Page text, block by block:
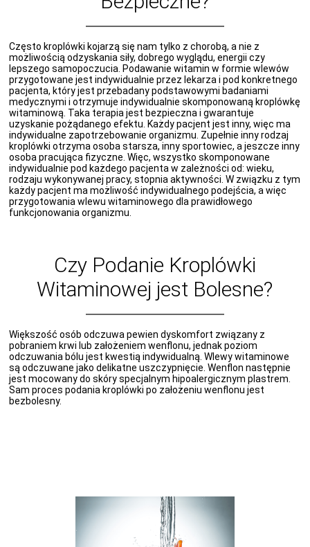
Często kroplówki kojarzą się nam tylko z chorobą, a nie z
możliwością odzyskania siły, dobrego wyglądu, energii czy
lepszego samopoczucia. Podawanie witamin w formie wlewów
przygotowane jest indywidualnie przez lekarza i pod konkretnego
pacjenta, który jest przebadany podstawowymi badaniami
medycznymi i otrzymuje indywidualnie skomponowaną kroplówkę
witaminową. Taka terapia jest bezpieczna i gwarantuje
uzyskanie pożądanego efektu. Każdy pacjent jest inny, więc ma
indywidualne zapotrzebowanie organizmu. Zupełnie inny rodzaj
kroplówki otrzyma osoba starsza, inny sportowiec, a jeszcze inny
osoba pracująca fizyczne. Więc, wszystko skomponowane
indywidualnie pod każdego pacjenta w zależności od: wieku,
rodzaju wykonywanej pracy, stopnia aktywności. W związku z tym
każdy pacjent ma możliwość indywidualnego podejścia, a więc
przygotowania wlewu witaminowego dla prawidłowego
funkcjonowania organizmu.
Czy Podanie Kroplówki
Witaminowej jest Bolesne?
Większość osób odczuwa pewien dyskomfort związany z
pobraniem krwi lub założeniem wenflonu, jednak poziom
odczuwania bólu jest kwestią indywidualną. Wlewy witaminowe
są odczuwane jako delikatne uszczypnięcie. Wenflon następnie
jest mocowany do skóry specjalnym hipoalergicznym plastrem.
Sam proces podania kroplówki po założeniu wenflonu jest
bezbolesny.